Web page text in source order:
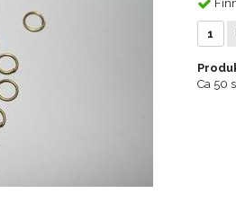
Ca 50